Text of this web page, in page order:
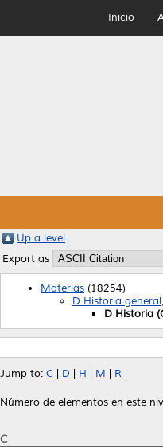
Inicio
Up a level
Export as
Materias (18254)
D Historia
D Historia
Jump to: C D H M R
Número de elementos en este
C